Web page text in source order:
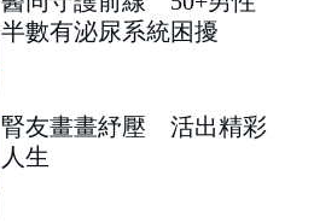
半數有泌尿系統困擾
腎友畫畫紓壓 活出精彩
人生